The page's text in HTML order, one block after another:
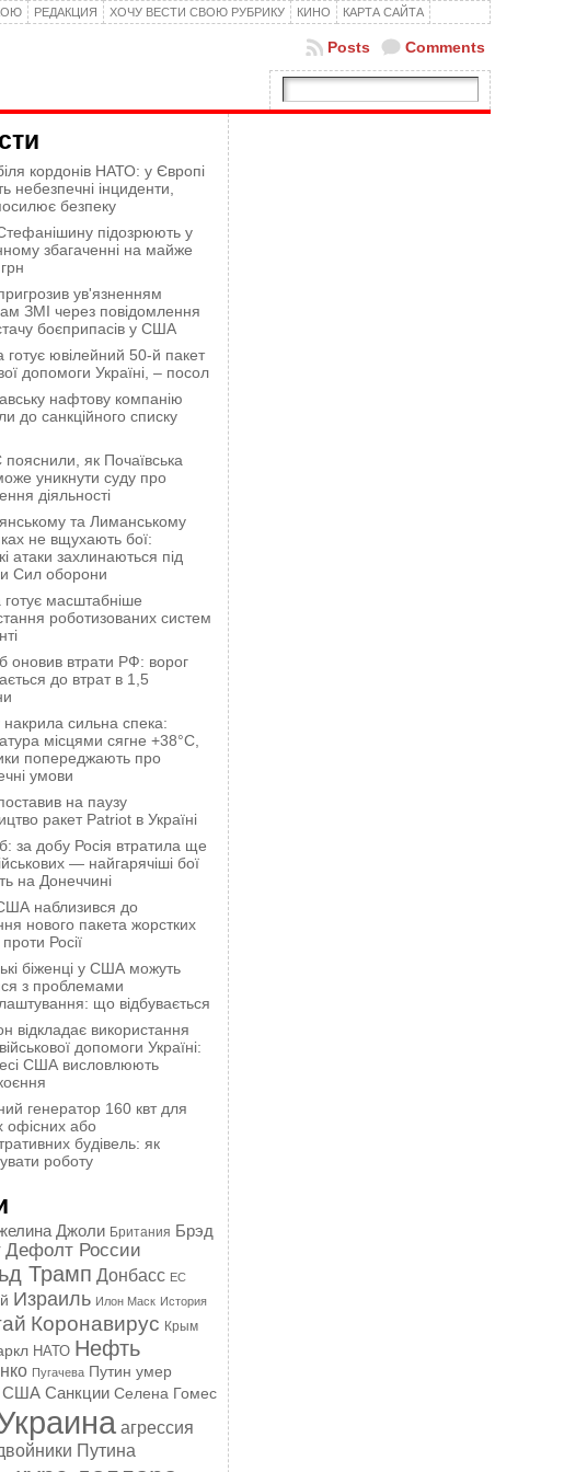
РЕДАКЦИЯ ХОЧУ ВЕСТИ СВОЮ РУБРИКУ КИНО КАРТА САЙТА
Comments
Posts
кордонів НАТО: у Європі
небезпечні інциденти,
безпеку
підозрюють у
збагаченні на майже
ув'язненням
ЗМІ через повідомлення
боєприпасів у США
ювілейний 50-й пакет
допомоги Україні, – посол
нафтову компанію
до санкційного списку
як Почаївська
уникнути суду про
діяльності
та Лиманському
не вщухають бої:
атаки захлинаються під
Сил оборони
готує масштабніше
роботизованих систем
оновив втрати РФ: ворог
до втрат в 1,5
накрила сильна спека:
місцями сягне +38°C,
попереджають про
умови
на паузу
ракет Patriot в Україні
за добу Росія втратила ще
— найгарячіші бої
на Донеччині
наблизився до
нового пакета жорстких
Росії
біженці у США можуть
з проблемами
що відбувається
відкладає використання
допомоги Україні:
США висловлюють
генератор 160 квт для
офісних або
будівель: як
роботу
Джоли Британия Брэд
Дефолт России
Трамп Донбасс ЕС
Израиль Илон Маск История
Коронавирус Крым
НАТО Нефть
Пугачева Путин умер
США Санкции Селена Гомес
агрессия
Путина